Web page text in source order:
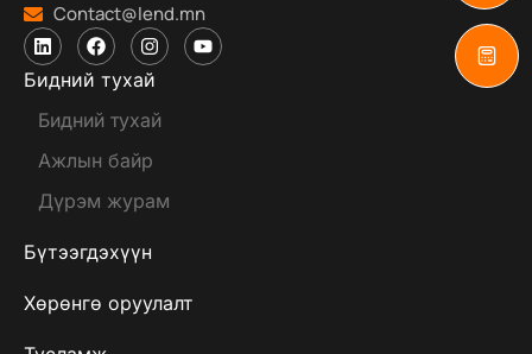
Contact@lend.mn
Бидний тухай
Бүтээгдэхүүн
Хөрөнгө оруулалт
Бидний тухай
Ажлын байр
Дүрэм журам